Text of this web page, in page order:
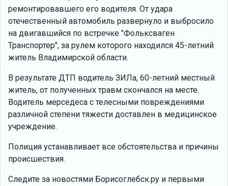
ремонтировавшего его водителя. От удара
отечественный автомобиль развернуло и выбросило
на двигавшийся по встречке "Фольксваген
Транспортер", за рулем которого находился 45-летний
житель Владимирской области.
В результате ДТП водитель ЗИЛа, 60-летний местный
житель, от полученных травм скончался на месте.
Водитель мерседеса с телесными повреждениями
различной степени тяжести доставлен в медицинское
учреждение.
Полиция устанавливает все обстоятельства и причины
происшествия.
Следите за новостями Борисоглебск.ру и первыми